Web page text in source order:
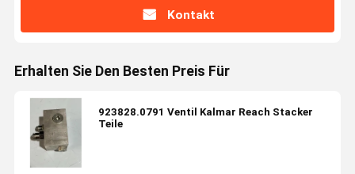
Kontakt
Erhalten Sie Den Besten Preis Für
923828.0791 Ventil Kalmar Reach Stacker
Teile